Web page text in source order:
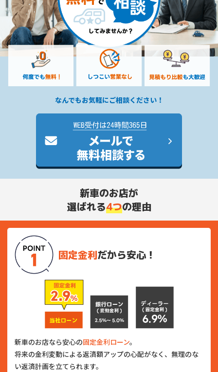
なんでもお気軽にご相談ください！
新車のお店が
選ばれる4つの理由
固定金利だから安心！
新車のお店なら安心の固定金利ローン。
将来の金利変動による返済額アップの心配がなく、無理のな
い返済計画を立てられます。